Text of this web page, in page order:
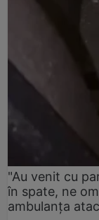
"Au venit cu
în spate, ne
ambulanţa